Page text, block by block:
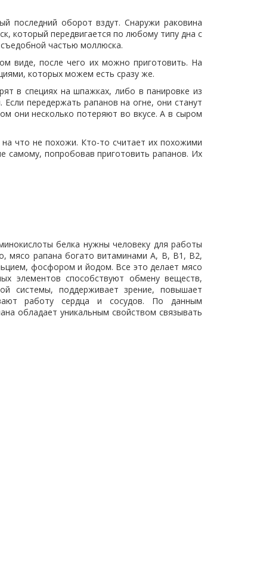
последний оборот вздут. Снаружи раковина
который передвигается по любому типу дна с
частью моллюска.
виде, после чего их можно приготовить. На
которых можем есть сразу же.
в специях на шпажках, либо в панировке из
передержать рапанов на огне, они станут
они несколько потеряют во вкусе. А в сыром
что не похожи. Кто-то считает их похожими
самому, попробовав приготовить рапанов. Их
белка нужны человеку для работы
мясо рапана богато витаминами А, В, В1, В2,
фосфором и йодом. Все это делает мясо
элементов способствуют обмену веществ,
системы, поддерживает зрение, повышает
работу сердца и сосудов. По данным
обладает уникальным свойством связывать